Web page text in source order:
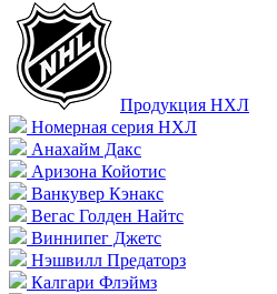
Продукция НХЛ
Номерная серия НХЛ
Анахайм Дакс
Аризона Койотис
Ванкувер Кэнакс
Вегас Голден Найтс
Виннипег Джетс
Нэшвилл Предаторз
Калгари Флэймз